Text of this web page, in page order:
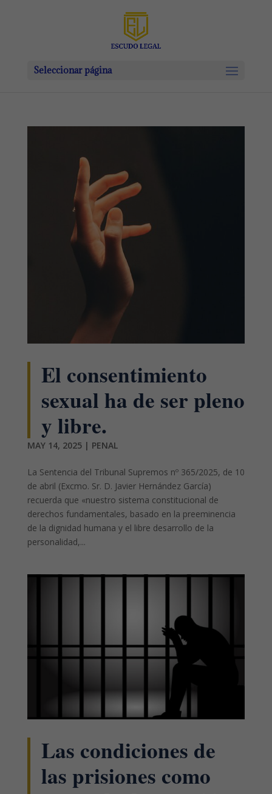
Seleccionar página
El consentimiento
sexual ha de ser pleno
y libre.
MAY 14, 2025| PENAL
La Sentencia del Tribunal Supremos nº 365/2025, de 10
de abril (Excmo. Sr. D. Javier Hernández García)
recuerda que «nuestro sistema constitucional de
derechos fundamentales, basado en la preeminencia
de la dignidad humana y el libre desarrollo de la
personalidad,...
Las condiciones de
las prisiones como